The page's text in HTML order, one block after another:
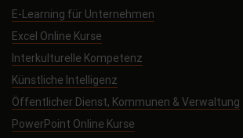
E-Learning für Unternehmen
Excel Online Kurse
Interkulturelle Kompetenz
Künstliche Intelligenz
Öffentlicher Dienst, Kommunen & Verwaltung
PowerPoint Online Kurse